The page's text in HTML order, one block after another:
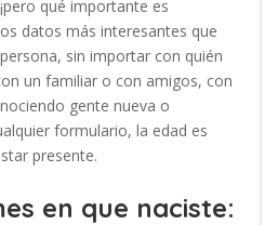
qué importante es
datos más interesantes que
sin importar con quién
un familiar o con amigos, con
gente nueva o
formulario, la edad es
presente.
en que naciste: